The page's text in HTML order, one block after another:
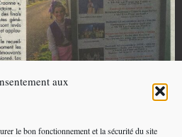
aux
le bon fonctionnement et la sécurité du site